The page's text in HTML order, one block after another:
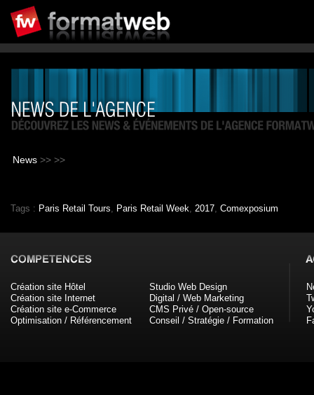
News>> >>
Tags : Paris Retail Tours, Paris Retail Week, 2017, Comexposium
Création site Hôtel
Création site Internet
Création site e-Commerce
Optimisation / Référencement
Studio Web Design
Digital / Web Marketing
CMS Privé / Open-source
Conseil / Stratégie / Formation